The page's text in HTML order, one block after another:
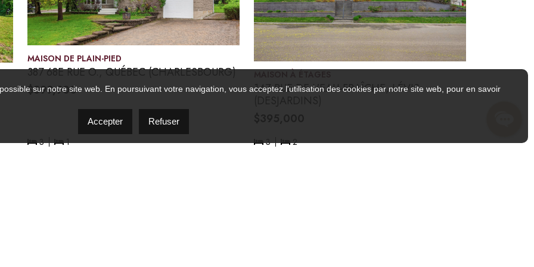
MAISON DE PLAIN-PIED
387 68E RUE O., QUÉBEC (CHARLESBOURG)
$399,900
3 1
14Z RUE DE L'EAU-FRAÎCHE, LÉVIS
3 2
sur notre site web. En poursuivant votre navigation, vous acceptez l'utilisation des cookies par notre site web, pour en savoir
Accepter Refuser